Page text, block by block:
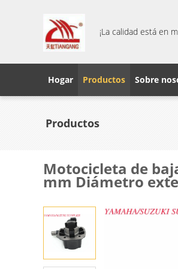
¡La calidad está en
Hogar Productos Sobre
Productos
Motocicleta de
mm Diámetro